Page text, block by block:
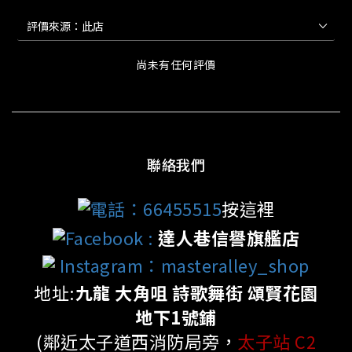
尚未有任何評價
聯絡我們
電話：66455515按這裡
Facebook :達人巷信譽旗艦店
Instagram：masteralley_shop
地址:九龍 大角咀 詩歌舞街 頌賢花園
地下1號鋪
(鄰近太子道西消防局旁， 太子站 C2